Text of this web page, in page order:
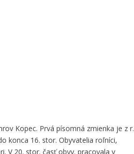
Kopec. Prvá písomná zmienka je z r.
konca 16. stor. Obyvatelia roľníci,
V 20. stor. časť obyv. pracovala v